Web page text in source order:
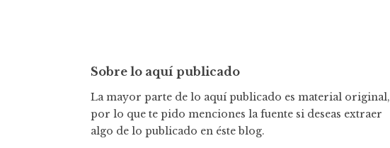
Sobre lo aquí publicado
La mayor parte de lo aquí publicado es material original,
por lo que te pido menciones la fuente si deseas extraer
algo de lo publicado en éste blog.